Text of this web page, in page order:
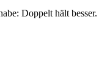
Doppelt hält besser.